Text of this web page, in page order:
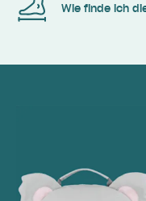
Wie finde ich